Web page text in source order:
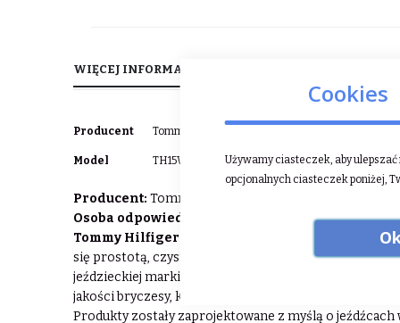
WIĘCEJ INFORMACJI
Więcej
Producent Tommy Hilfiger
Model TH15WSJA955-004
Producent: Tommy Hilfiger B.V. Customer Service,
Osoba odpowiedzialna w UE:
Tommy Hilfiger B.V.
Tommy Hilfiger to jedna z najbardziej znanych
się prostotą, czystymi liniami oraz
jeździeckiej marki, która doskonale łączy klasyczny
jakości bryczesy, kurtki, koszule konkursowe, a także
Produkty zostały zaprojektowane z myślą o
Cookies
Używamy ciasteczek, aby
opcjonalnych ciasteczek poniżej,